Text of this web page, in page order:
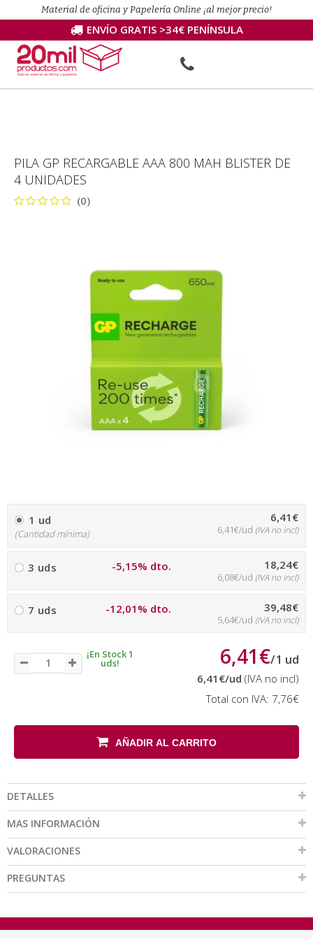
Material de oficina y Papelería Online ¡al mejor precio!
ENVÍO GRATIS >34€ PENÍNSULA
PILA GP RECARGABLE AAA 800 MAH BLISTER DE
4 UNIDADES
(0)
1 ud
(Cantidad mínima)
6,41€
6,41€/ud (IVA no incl)
3 uds -5,15% dto. 18,24€
6,08€/ud (IVA no incl)
7 uds -12,01% dto. 39,48€
5,64€/ud (IVA no incl)
¡En Stock 1
uds! 6,41€/1 ud
6,41€/ud (IVA no incl)
Total con IVA: 7,76€
AÑADIR AL CARRITO
DETALLES
MAS INFORMACIÓN
VALORACIONES
PREGUNTAS